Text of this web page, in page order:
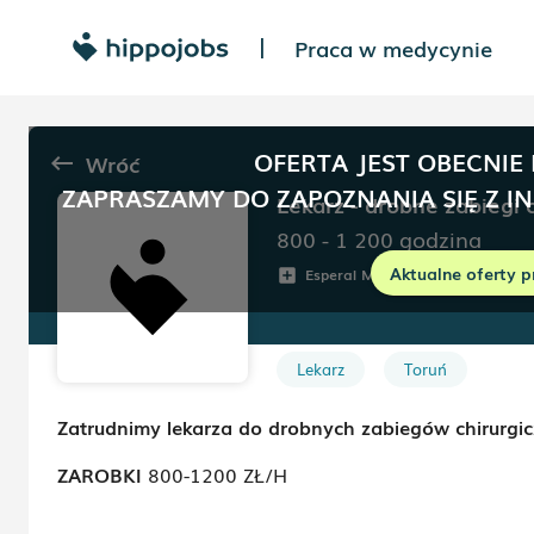
| Praca w medycynie
OFERTA JEST
ZAPRASZAMY DO ZAPOZNANIA SIĘ Z
Aktualne oferty
keyboard_backspace Wróć
Lekarz - drobne zabiegi
800 - 1 200 godzina
add_box Esperal Medica room Toruń
Lekarz Toruń
Zatrudnimy lekarza do drobnych zabiegów
ZAROBKI 800-1200 ZŁ/H